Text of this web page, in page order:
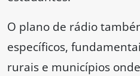
O plano de rádio
específicos,
rurais e municípios